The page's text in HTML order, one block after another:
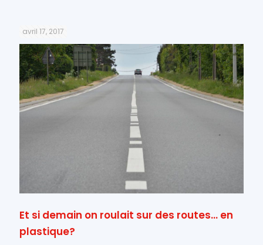
avril 17, 2017
Et si demain on roulait sur des routes… en
plastique?